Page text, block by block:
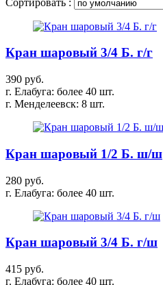
Кран шаровый 3/4 Б. г/г
390 руб.
г. Елабуга: более 40 шт.
г. Менделеевск: 8 шт.
Кран шаровый 1/2 Б. ш/ш
280 руб.
г. Елабуга: более 40 шт.
Кран шаровый 3/4 Б. г/ш
415 руб.
г. Елабуга: более 40 шт.